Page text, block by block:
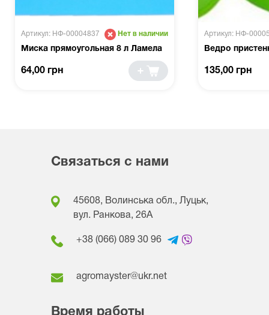
Артикул: НФ-00004837 Нет в наличии
Миска прямоугольная 8 л Ламела
64,00 грн
Артикул: НФ-
Ведро
135,00 грн
Связаться с нами
45608, Волинська обл., Луцьк,
вул. Ранкова, 26A
+38 (066) 089 30 96
agromayster@ukr.net
Время работы